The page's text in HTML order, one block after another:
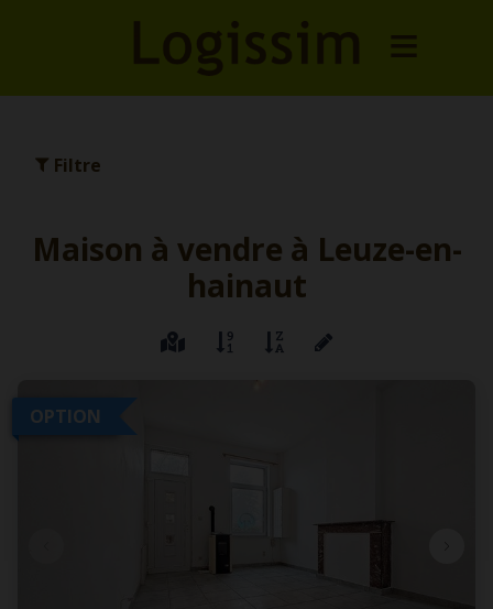
Filtre
Maison à vendre à Leuze-en-
hainaut
OPTION